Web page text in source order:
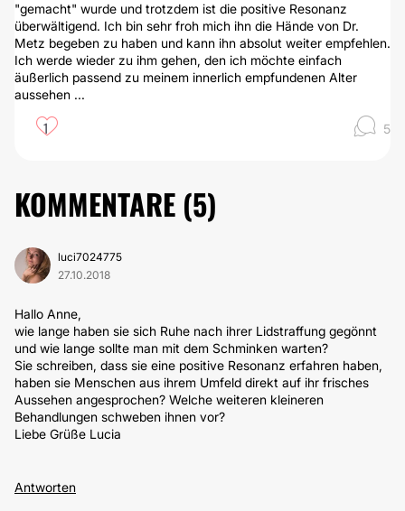
"gemacht" wurde und trotzdem ist die positive Resonanz
überwältigend. Ich bin sehr froh mich ihn die Hände von Dr.
Metz begeben zu haben und kann ihn absolut weiter empfehlen.
Ich werde wieder zu ihm gehen, den ich möchte einfach
äußerlich passend zu meinem innerlich empfundenen Alter
aussehen ...
1 5
KOMMENTARE (5)
luci7024775
27.10.2018
Hallo Anne,
wie lange haben sie sich Ruhe nach ihrer Lidstraffung gegönnt
und wie lange sollte man mit dem Schminken warten?
Sie schreiben, dass sie eine positive Resonanz erfahren haben,
haben sie Menschen aus ihrem Umfeld direkt auf ihr frisches
Aussehen angesprochen? Welche weiteren kleineren
Behandlungen schweben ihnen vor?
Liebe Grüße Lucia
Antworten